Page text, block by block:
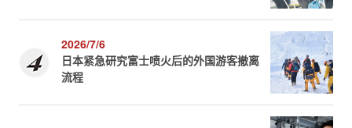
2026/7/6
日本紧急研究富士喷火后的外国游客撤离
流程